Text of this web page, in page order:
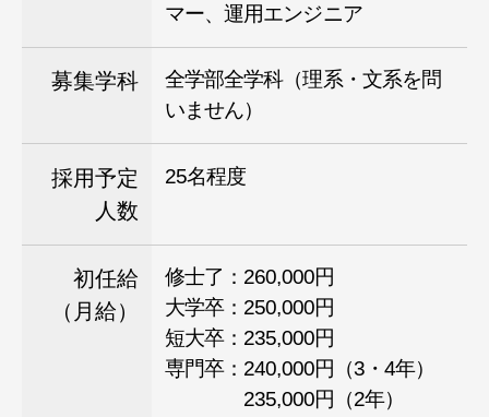
マー、運用エンジニア
募集学科
全学部全学科（理系・文系を問
いません）
採用予定
人数
25名程度
初任給
（月給）
修士了：260,000円
大学卒：250,000円
短大卒：235,000円
専門卒：240,000円（3・4年）
235,000円（2年）